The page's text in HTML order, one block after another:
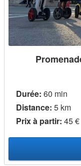
Durée: 60 min
Distance: 5 km
Prix ​​à partir: 45 €